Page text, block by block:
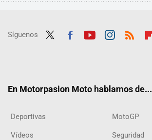
Síguenos
En Motorpasion Moto hablamos de...
Deportivas MotoGP
Vídeos Seguridad